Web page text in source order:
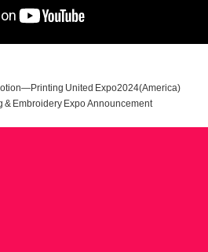
United Expo2024(America)
& Embroidery Expo Announcement